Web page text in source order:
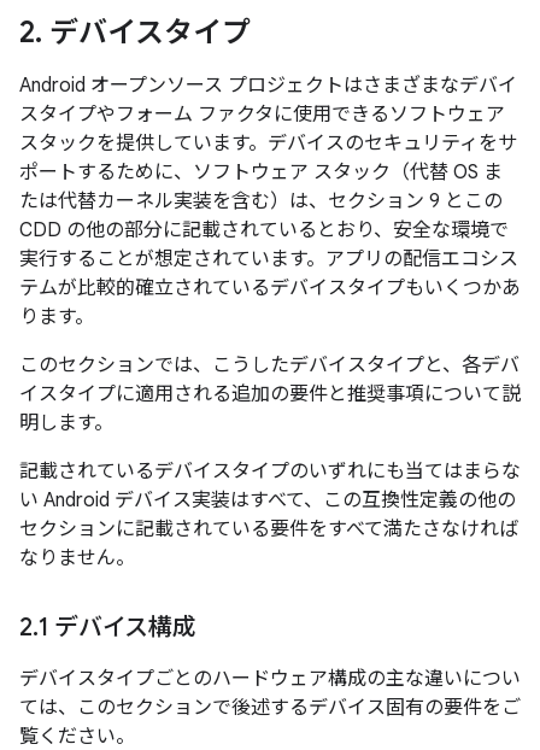
2. デバイスタイプ
Android オープンソース プロジェクトはさまざまなデバイ
スタイプやフォーム ファクタに使用できるソフトウェア
スタックを提供しています。デバイスのセキュリティをサ
ポートするために、ソフトウェア スタック（代替 OS ま
たは代替カーネル実装を含む）は、セクション 9 とこの
CDD の他の部分に記載されているとおり、安全な環境で
実行することが想定されています。アプリの配信エコシス
テムが比較的確立されているデバイスタイプもいくつかあ
ります。
このセクションでは、こうしたデバイスタイプと、各デバ
イスタイプに適用される追加の要件と推奨事項について説
明します。
記載されているデバイスタイプのいずれにも当てはまらな
い Android デバイス実装はすべて、この互換性定義の他の
セクションに記載されている要件をすべて満たさなければ
なりません。
2.1 デバイス構成
デバイスタイプごとのハードウェア構成の主な違いについ
ては、このセクションで後述するデバイス固有の要件をご
覧ください。